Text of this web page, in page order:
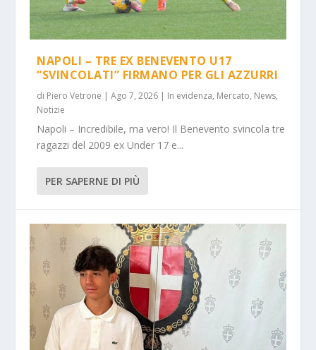
NAPOLI – TRE EX BENEVENTO U17
“SVINCOLATI” FIRMANO PER GLI AZZURRI
di Piero Vetrone |Ago 7, 2026 | In evidenza, Mercato, News,
Notizie
Napoli – Incredibile, ma vero! Il Benevento svincola tre
ragazzi del 2009 ex Under 17 e...
PER SAPERNE DI PIÙ